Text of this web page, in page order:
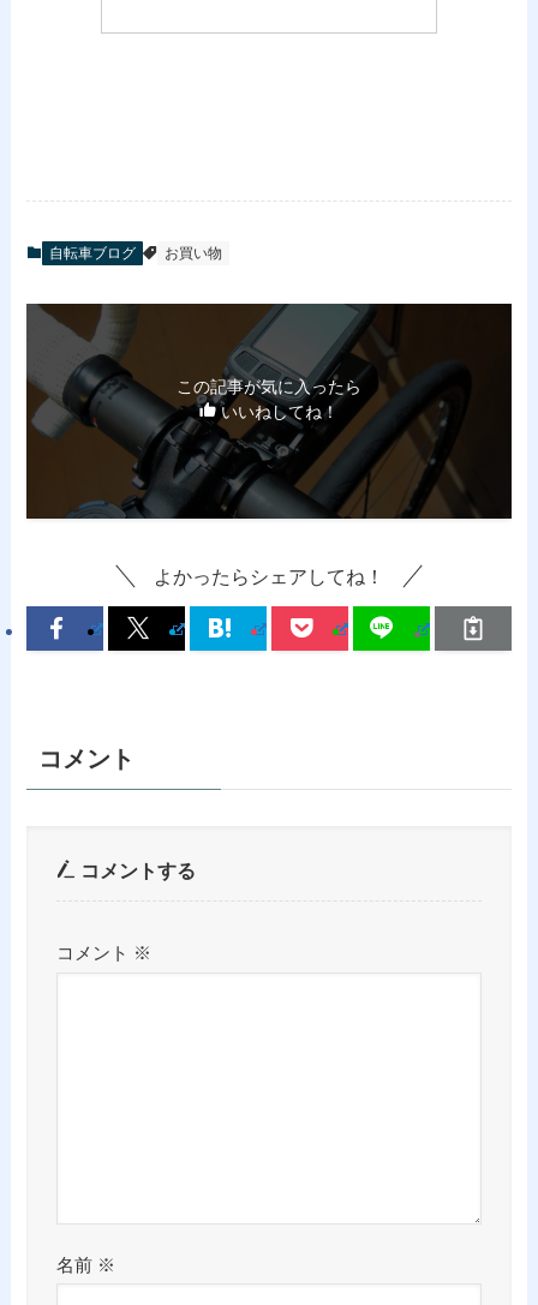
自転車ブログ お買い物
この記事が気に入ったら
いいねしてね！
よかったらシェアしてね！
コメント
コメントする
コメント ※
名前 ※